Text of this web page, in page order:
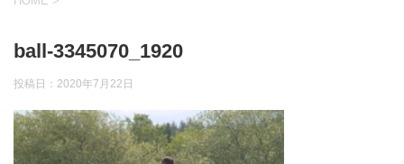
ball-3345070_1920
投稿日： 2020年7月22日